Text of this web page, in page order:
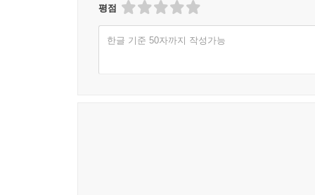
영혼의 진화 - ‘인성 人性’과 ‘영혼의 진화’의 관계
‘가슴 명상’에서 말하는 인성 人性 이란 무엇인가
존재의 중심
평점
한글 기준 50자까지 작성가능